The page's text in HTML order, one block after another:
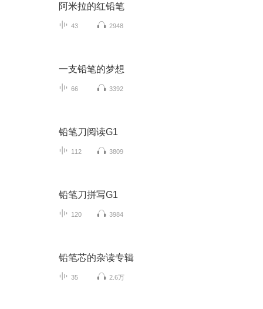
阿米拉的红铅笔
43 2948
一支铅笔的梦想
66 3392
铅笔刀阅读G1
112 3809
铅笔刀拼写G1
120 3984
铅笔芯的杂读专辑
35 2.6万